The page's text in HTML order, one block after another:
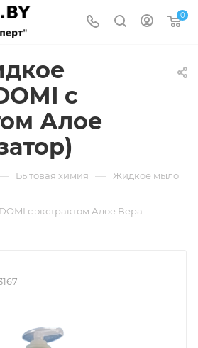
0
с
Алое
Бытовая химия — Жидкое мыло
с экстрактом Алое Вера